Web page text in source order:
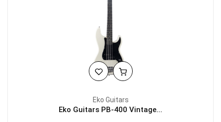
Eko Guitars
Eko Guitars PB-400 Vintage...